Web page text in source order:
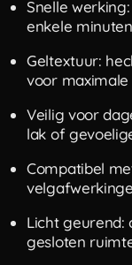
Snelle
enkele
Geltextuur:
voor
Veilig voor
lak of
Compatibel
Licht geurend:
gesloten